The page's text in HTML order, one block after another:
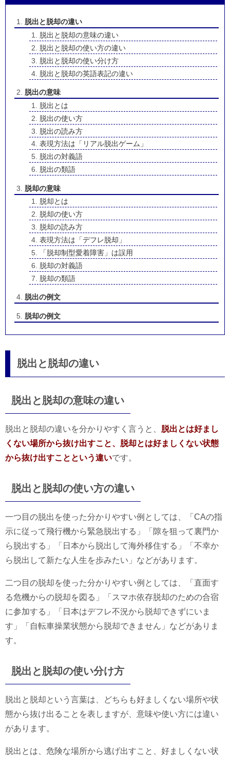
脱出と脱却の違い
脱出と脱却の意味の違い
脱出と脱却の使い方の違い
脱出と脱却の使い分け方
脱出と脱却の英語表記の違い
脱出の意味
脱出とは
脱出の使い方
脱出の読み方
表現方法は「リアル脱出ゲーム」
脱出の対義語
脱出の類語
脱却の意味
脱却とは
脱却の使い方
脱却の読み方
表現方法は「デフレ脱却」
「脱却制型愛着障害」は誤用
脱却の対義語
脱却の類語
脱出の例文
脱却の例文
脱出と脱却の違い
脱出と脱却の意味の違い
脱出と脱却の違いを分かりやすく言うと、 脱出とは好まし
くない場所から抜け出すこと、脱却とは好ましくない状態
から抜け出すことという違いです。
脱出と脱却の使い方の違い
一つ目の脱出を使った分かりやすい例としては、「CAの指
示に従って飛行機から緊急脱出する」「隙を狙って裏門か
ら脱出する」「日本から脱出して海外移住する」「不幸か
ら脱出して新たな人生を歩みたい」などがあります。
二つ目の脱却を使った分かりやすい例としては、「直面す
る危機からの脱却を図る」「スマホ依存脱却のための合宿
に参加する」「日本はデフレ不況から脱却できずにいま
す」「自転車操業状態から脱却できません」などがありま
す。
脱出と脱却の使い分け方
脱出と脱却という言葉は、どちらも好ましくない場所や状
態から抜け出ることを表しますが、意味や使い方には違い
があります。
脱出とは、危険な場所から逃げ出すこと、好ましくない状